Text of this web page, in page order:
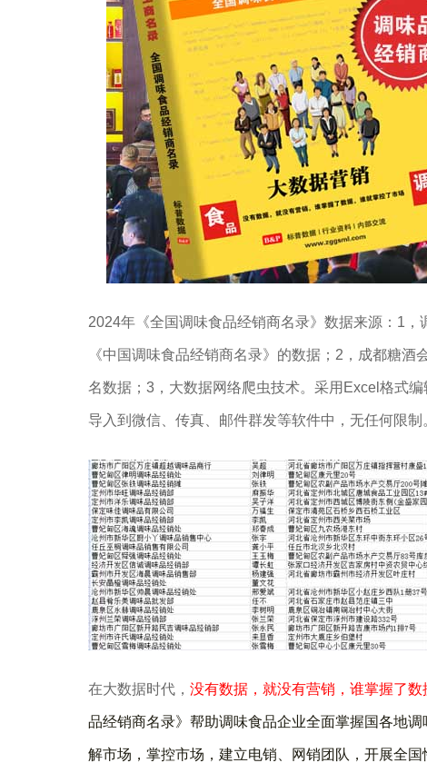
2024年《全国调味食品经销商名录》数据来源：1
《中国调味食品经销商名录》的数据；2，成都糖
名数据；3，大数据网络爬虫技术。 采用Excel格式
导入到微信、传真、邮件群发等软件中，无任何限制
在大数据时代， 没有数据，就没有营销，谁掌握了数
品经销商名录》帮助调味食品企业全面掌握国各地
解市场，掌控市场，建立电销、网销团队，开展全